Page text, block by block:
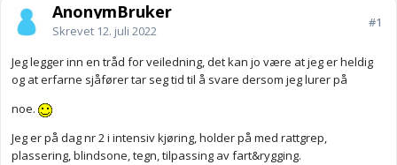
AnonymBruker
Skrevet 12. juli 2022
#1
Jeg legger inn en tråd for veiledning, det kan jo være at jeg er heldig
og at erfarne sjåfører tar seg tid til å svare dersom jeg lurer på
noe.
Jeg er på dag nr 2 i intensiv kjøring, holder på med rattgrep,
plassering, blindsone, tegn, tilpassing av fart&rygging.